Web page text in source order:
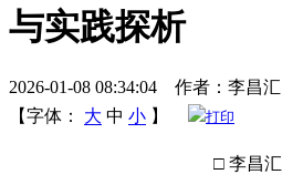
与实践探析
2026-01-08 08:34:04 作者：李昌
【字体：
大 中 小 】 打印
□ 李昌汇